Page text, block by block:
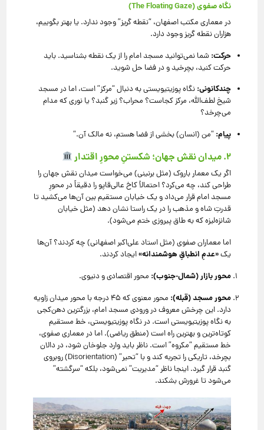
نگاه صفوی (The Floating Gaze)
در معماری مکتب اصفهان، “نقطه گریز” وجود ندارد. یا بهتر بگوییم،
هزاران نقطه گریز وجود دارد.
حرکت: شما نمی‌توانید مسجد امام را از یک نقطه بشناسید. باید
حرکت کنید، بچرخید و در فضا حل شوید.
چندکانونی: نگاه پوزیتیویستی به دنبال “مرکز” است، اما در مسجد
شیخ لطف‌الله، مرکز کجاست؟ محراب؟ زیر گنبد؟ یا نوری که مدام
می‌چرخد؟
پیام: “من (انسان) بخشی از فضا هستم، نه مالک آن.“
۲. میدان نقش جهان؛ شکستنِ محورِ اقتدار
اگر یک معمار باروک (مثل برنینی) می‌خواست میدان نقش جهان را
طراحی کند، چه می‌کرد؟ احتمالاً کاخ عالی‌قاپو را دقیقاً در محورِ
مسجد امام قرار می‌داد و یک خیابان مستقیم بین آن‌ها می‌کشید تا
قدرتِ شاه و مذهب را در یک راستا نشان دهد (مثل خیابان
شانزه‌لیزه که به طاق پیروزی ختم می‌شود).
اما معماران صفوی (مثل استاد علی‌اکبر اصفهانی) چه کردند؟ آن‌ها
یک«عدمِ انطباقِ هوشمندانه»ایجاد کردند.
محور بازار (شمال-جنوب): محور اقتصادی و دنیوی.
محور مسجد (قبله):
محور معنوی که ۴۵ درجه با محور میدان زاویه
دارد. این چرخش معروف در ورودی مسجد امام، بزرگترین دهن‌کجی
به نگاه پوزیتیویستی است. در نگاه پوزیتیویستی، خط مستقیم
کوتاه‌ترین و بهترین راه است (منطق ریاضی). اما در معماری صفوی،
خط مستقیم “مکروه” است. ناظر باید وارد جلوخان شود، در دالان
بچرخد، تاریکی را تجربه کند و با “تحیر” (Disorientation) روبروی
گنبد قرار گیرد. اینجا ناظر “مدیریت” نمی‌شود، بلکه “سرگشته”
می‌شود تا غرورش بشکند.